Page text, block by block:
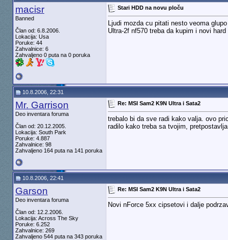
macisr
Banned
Član od: 6.8.2006.
Lokacija: Usa
Poruke: 44
Zahvalnice: 6
Zahvaljeno 0 puta na 0 poruka
Stari HDD na novu ploču
Ljudi mozda cu pitati nesto veoma
Ultra-2f nf570 treba da kupim i novi
10.8.2006, 22:31
Mr. Garrison
Deo inventara foruma
Član od: 20.12.2005.
Lokacija: South Park
Poruke: 4.887
Zahvalnice: 98
Zahvaljeno 164 puta na 141 poruka
Re: MSI Sam2 K9N Ultra i Sata2
trebalo bi da sve radi kako valja. ovo
radilo kako treba sa tvojim,
10.8.2006, 22:41
Garson
Deo inventara foruma
Član od: 12.2.2006.
Lokacija: Across The Sky
Poruke: 6.252
Zahvalnice: 269
Zahvaljeno 544 puta na 343 poruka
Re: MSI Sam2 K9N Ultra i Sata2
Novi nForce 5xx cipsetovi i dalje